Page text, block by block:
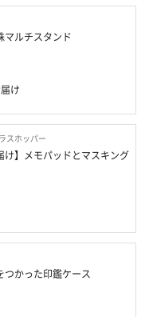
マルチスタンド
け
スホッパー
け】メモパッドとマスキング
つかった印鑑ケース